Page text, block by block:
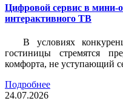
Цифровой сервис в мини-
интерактивного ТВ
В условиях
гостиницы стремятся
комфорта, не уступающий
Подробнее
24.07.2026